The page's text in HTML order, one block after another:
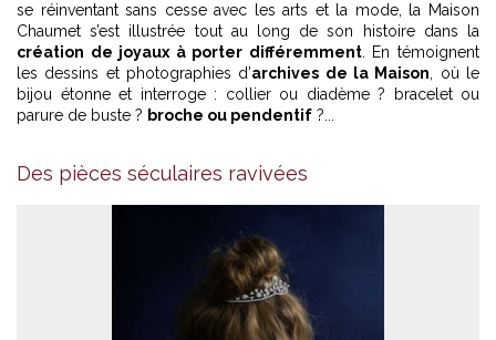
se réinventant sans cesse avec les arts et la mode, la Maison
Chaumet s’est illustrée tout au long de son histoire dans la
création de joyaux à porter différemment. En témoignent
les dessins et photographies d’archives de la Maison, où le
bijou étonne et interroge : collier ou diadème ? bracelet ou
parure de buste ? broche ou pendentif ?...
Des pièces séculaires ravivées